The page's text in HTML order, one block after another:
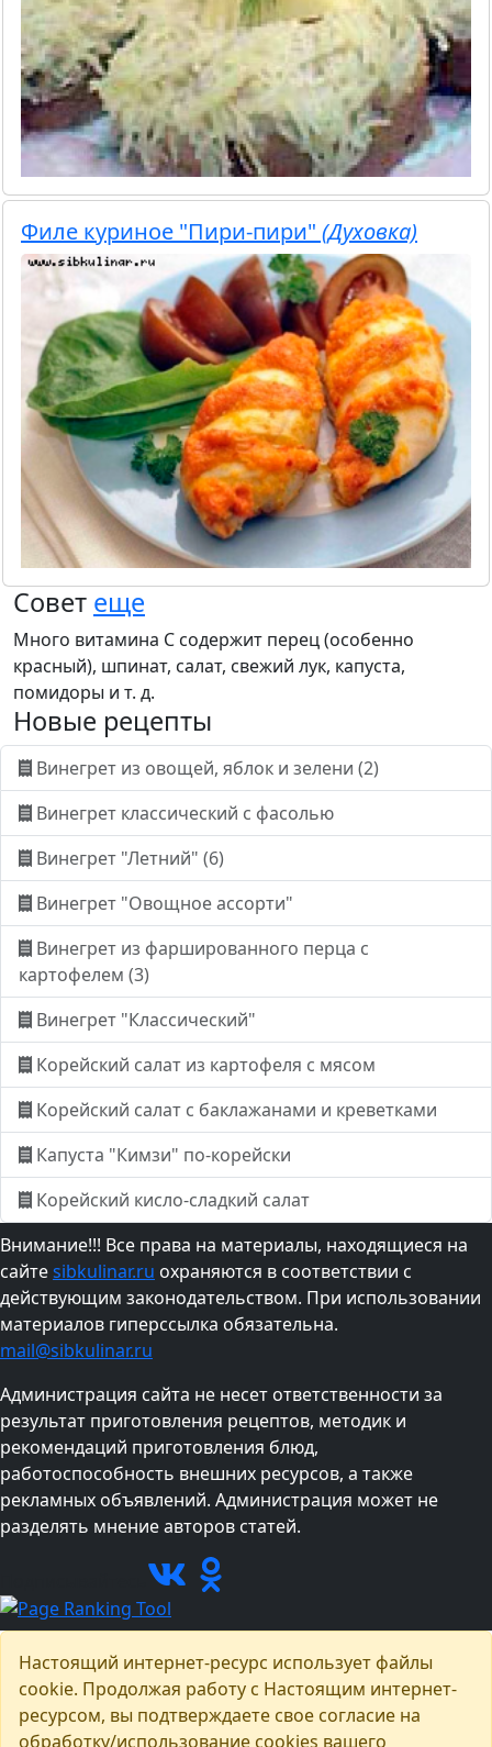
Филе куриное "Пири-пири" (Духовка)
Совет еще
Много витамина С содержит перец (особенно
красный), шпинат, салат, свежий лук, капуста,
помидоры и т. д.
Новые рецепты
Винегрет из овощей, яблок и зелени (2)
Винегрет классический с фасолью
Винегрет "Летний" (6)
Винегрет "Овощное ассорти"
Винегрет из фаршированного перца с
картофелем (3)
Винегрет "Классический"
Корейский салат из картофеля с мясом
Корейский салат с баклажанами и креветками
Капуста "Кимзи" по-корейски
Корейский кисло-сладкий салат
Внимание!!! Все права на материалы, находящиеся на
сайтеsibkulinar.ru охраняются в соответствии с
действующим законодательством. При использовании
материалов гиперссылка обязательна.
mail@sibkulinar.ru
Администрация сайта не несет ответственности за
результат приготовления рецептов, методик и
рекомендаций приготовления блюд,
работоспособность внешних ресурсов, а также
рекламных объявлений. Администрация может не
разделять мнение авторов статей.
Настоящий интернет-ресурс использует файлы
cookie. Продолжая работу с Настоящим интернет-
ресурсом, вы подтверждаете свое согласие на
обработку/использование cookies вашего